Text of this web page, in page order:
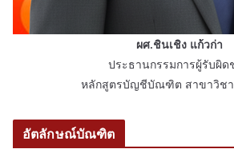
ผศ.ชินเชิง แก้วก่า
ประธานกรรมการผู้รับผิด
หลักสูตรบัญชีบัณฑิต สาขาวิช
อัตลักษณ์บัณฑิต